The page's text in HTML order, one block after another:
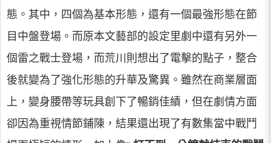
態。其中，四個為基本形態，還有一個最強形態在節
目中盤登場。而原本文藝部的設定里劇中還有另外一
個雷之戰士登場，而荒川則想出了電擊的點子，整合
後就變為了強化形態的升華及驚異。雖然在商業層面
上，變身腰帶等玩具創下了暢銷佳績，但在劇情方面
卻因為重視情節鋪陳，結果還出現了有數集當中戰鬥